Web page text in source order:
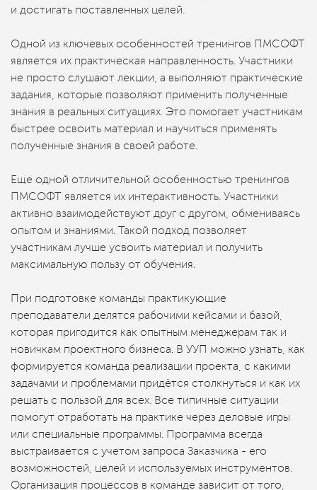
и достигать поставленных целей.
Одной из ключевых особенностей тренингов ПМСОФТ
является их практическая направленность. Участники
не просто слушают лекции, а выполняют практические
задания, которые позволяют применить полученные
знания в реальных ситуациях. Это помогает участникам
быстрее освоить материал и научиться применять
полученные знания в своей работе.
Еще одной отличительной особенностью тренингов
ПМСОФТ является их интерактивность. Участники
активно взаимодействуют друг с другом, обмениваясь
опытом и знаниями. Такой подход позволяет
участникам лучше усвоить материал и получить
максимальную пользу от обучения.
При подготовке команды практикующие
преподаватели делятся рабочими кейсами и базой,
которая пригодится как опытным менеджерам так и
новичкам проектного бизнеса. В УУП можно узнать, как
формируется команда реализации проекта, с какими
задачами и проблемами придётся столкнуться и как их
решать с пользой для всех. Все типичные ситуации
помогут отработать на практике через деловые игры
или специальные программы. Программа всегда
выстраивается с учетом запроса Заказчика - его
возможностей, целей и используемых инструментов.
Организация процессов в команде зависит от того,